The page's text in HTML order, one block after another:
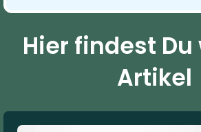
Hier findest
Artikel